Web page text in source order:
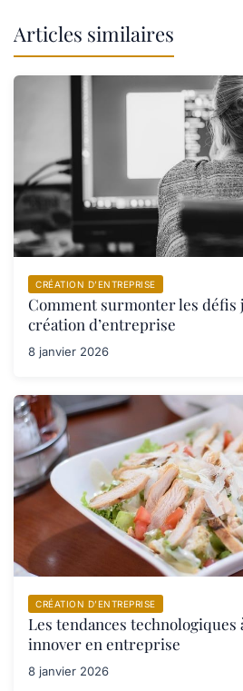
Articles similaires
CRÉATION D’ENTREPRISE
Comment surmonter les
création d’entreprise
8 janvier 2026
CRÉATION D’ENTREPRISE
Les tendances
innover en entreprise
8 janvier 2026